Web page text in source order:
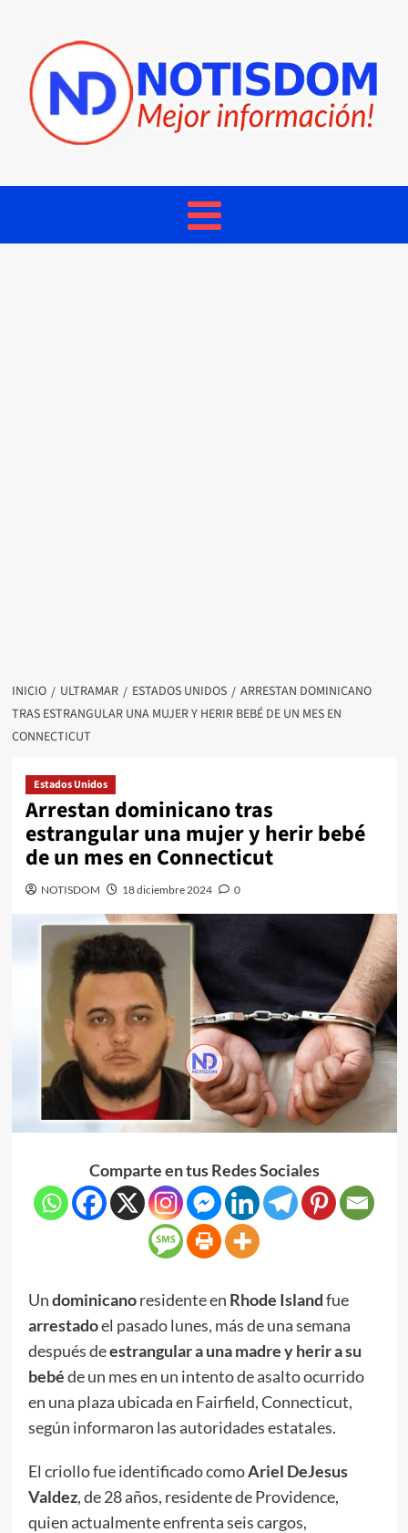
INICIO ULTRAMAR ESTADOS UNIDOS
ARRESTAN DOMINICANO
TRAS ESTRANGULAR UNA MUJER Y HERIR BEBÉ DE UN MES EN
CONNECTICUT
Estados Unidos
Arrestan dominicano tras
estrangular una mujer y herir bebé
de un mes en Connecticut
NOTISDOM 18 diciembre 2024 0
Comparte en tus Redes Sociales
Undominicanoresidente en Rhode Islandfue
arrestadoel pasado lunes, más de una semana
después deestrangular a una madre y herir a su
bebéde un mes en un intento de asalto ocurrido
en una plaza ubicada en Fairfield, Connecticut,
según informaron las autoridades estatales.
El criollo fue identificado comoAriel DeJesus
Valdez, de 28 años, residente de Providence,
quien actualmente enfrenta seis cargos,